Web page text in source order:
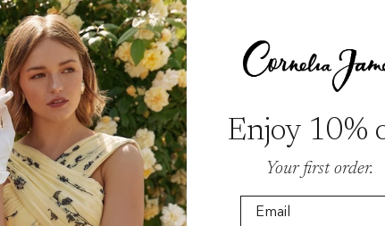
Enjoy 10%
Your first order.
Email